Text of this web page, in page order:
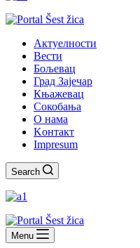
Актуелности
Вести
Бољевац
Град Зајечар
Књажевац
Сокобања
O нама
Kонтакт
Impresum
Search
Menu